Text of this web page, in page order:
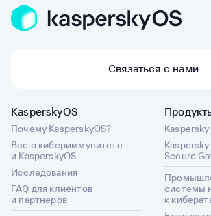
Связаться с нами
KasperskyOS
Почему KasperskyOS?
Все о кибериммунитете
и KasperskyOS
Исследования
FAQ для клиентов
и партнеров
Secure
системы
к